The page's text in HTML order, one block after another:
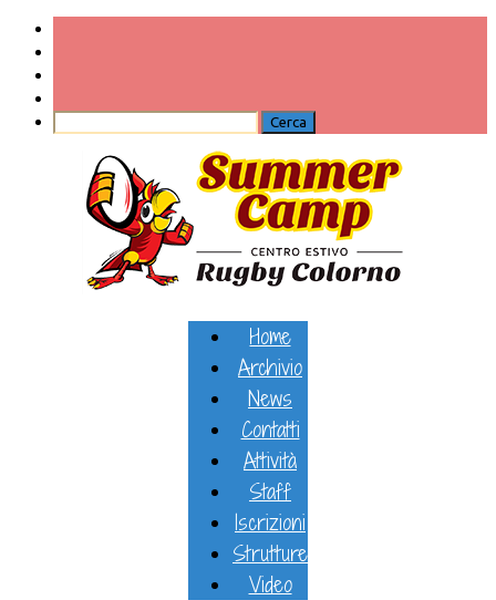
Home
Archivio
News
Contatti
Attività
Staff
Iscrizioni
Strutture
Video